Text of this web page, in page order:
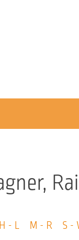
H - L M - R S -